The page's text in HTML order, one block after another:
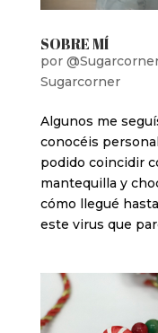
SOBRE MÍ
por
Sugarcorner
Algunos me
conocéis
podido coincidir
mantequilla y
cómo llegué
este virus que